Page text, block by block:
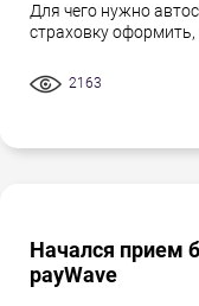
Для чего нужно
страховку
2163
Начался прием
payWave